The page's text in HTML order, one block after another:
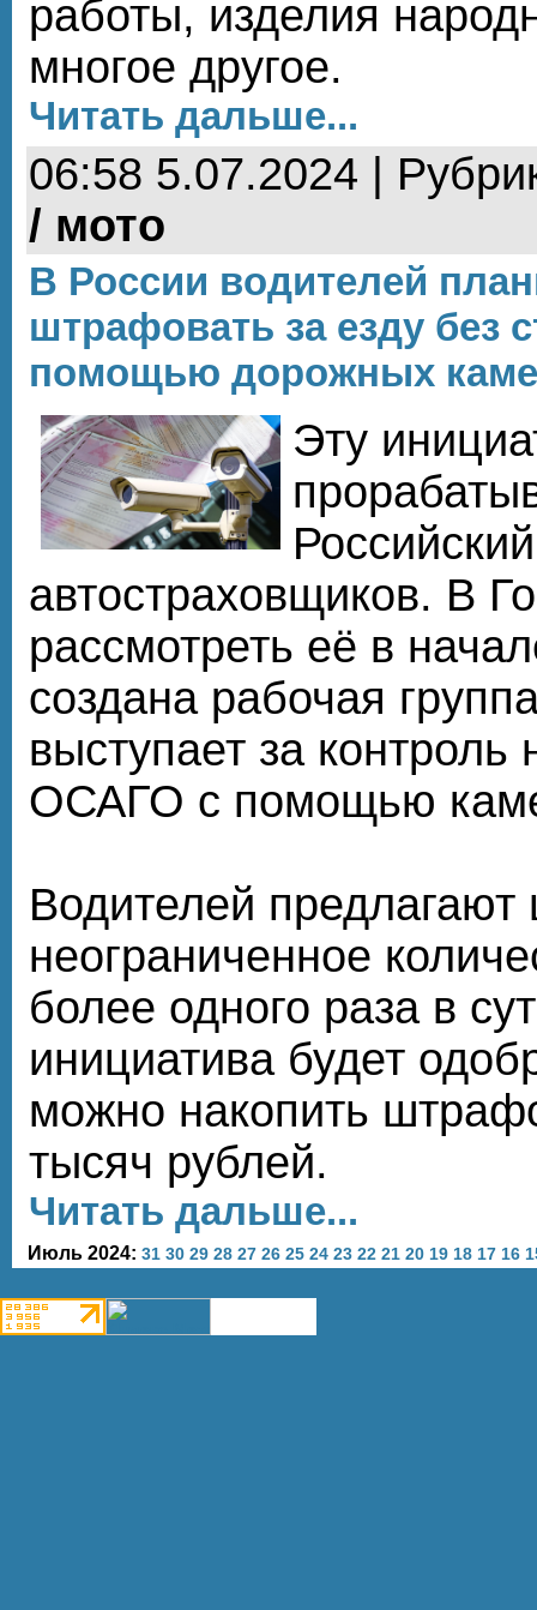
работы, изделия
многое другое.
Читать дальше...
06:58 5.07.2024 |
/ мото
В России водителей
штрафовать за езду без
помощью дорожных
Эту
автостраховщиков. В
рассмотреть её в
создана рабочая
выступает за контроль
ОСАГО с помощью
Водителей
неограниченное
более одного раза в
инициатива будет
можно накопить
тысяч рублей.
Читать дальше...
Июль 2024: 31 30 29 28 27 26 25 24 23 22 21 20 19 18 17 16